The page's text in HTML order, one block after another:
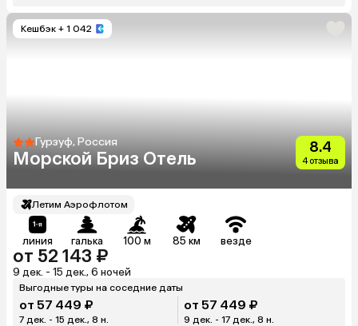
Кешбэк + 1 042
Гурзуф, Россия
Морской Бриз Отель
8.4
4 отзыва
Летим Аэрофлотом
линия галька 100 м 85 км везде
от 52 143 ₽
9 дек. - 15 дек., 6 ночей
Выгодные туры на соседние даты
от 57 449 ₽
7 дек. - 15 дек., 8 н.
от 57 449 ₽
9 дек. - 17 дек., 8 н.